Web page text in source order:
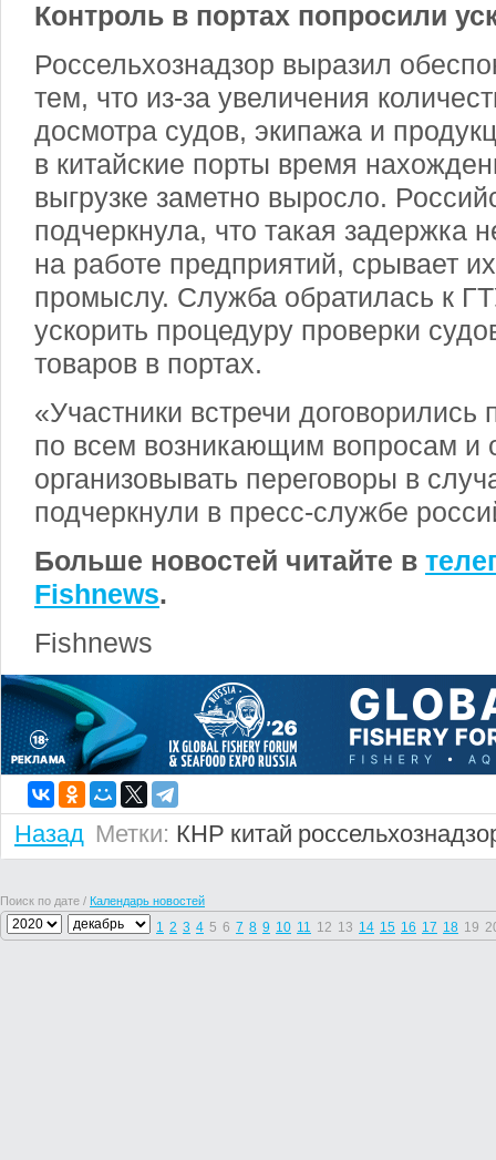
Контроль в портах попросили
Россельхознадзор выразил
тем, что из-за увеличения
досмотра судов, экипажа и
в китайские порты время
выгрузке заметно выросло.
подчеркнула, что такая задержка
на работе предприятий, срывает
промыслу. Служба обратилась к
ускорить процедуру проверки
товаров в портах.
«Участники встречи договорились
по всем возникающим вопросам и
организовывать переговоры в
подчеркнули в пресс-службе
Больше новостей читайте в
Fishnews.
Fishnews
Назад Метки: КНР китай
Поиск по дате / Календарь новостей
1 2 3 4 5 6 7 8 9 10 11 12 13 14 15 16 17 18 19